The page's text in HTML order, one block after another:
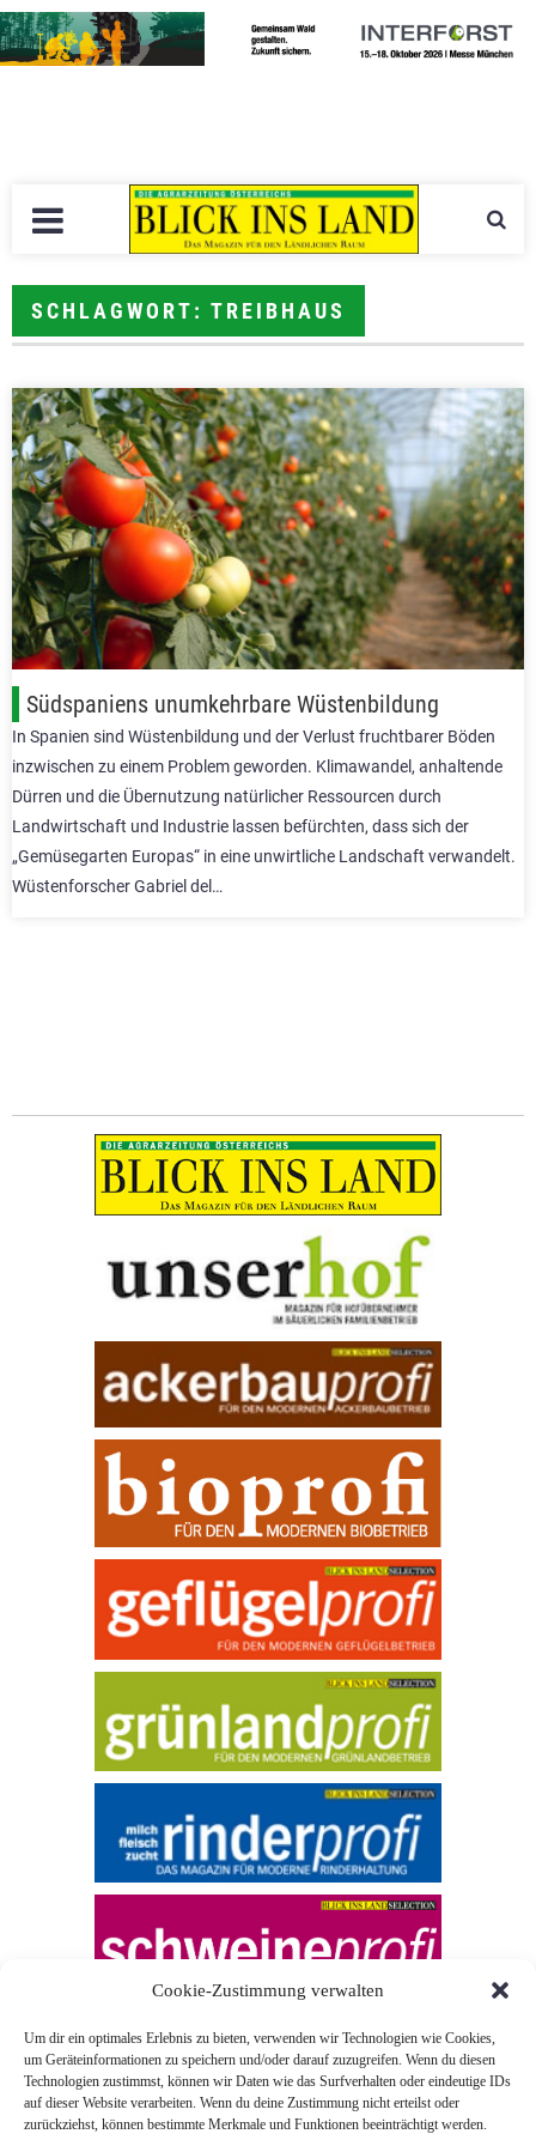
Cookie-Zustimmung verwalten
Um dir ein optimales Erlebnis zu bieten, verwenden wir Technologien wie Cookies,
um Geräteinformationen zu speichern und/oder darauf zuzugreifen. Wenn du diesen
Technologien zustimmst, können wir Daten wie das Surfverhalten oder eindeutige IDs
auf dieser Website verarbeiten. Wenn du deine Zustimmung nicht erteilst oder
zurückziehst, können bestimmte Merkmale und Funktionen beeinträchtigt werden.
SCHLAGWORT: TREIBHAUS
Südspaniens unumkehrbare Wüstenbildung
In Spanien sind Wüstenbildung und der Verlust fruchtbarer Böden
inzwischen zu einem Problem geworden. Klimawandel, anhaltende
Dürren und die Übernutzung natürlicher Ressourcen durch
Landwirtschaft und Industrie lassen befürchten, dass sich der
„Gemüsegarten Europas“ in eine unwirtliche Landschaft verwandelt.
Wüstenforscher Gabriel del…